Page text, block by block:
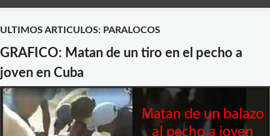
ULTIMOS ARTICULOS: PARALOCOS
GRAFICO: Matan de un tiro en el pecho a
joven en Cuba